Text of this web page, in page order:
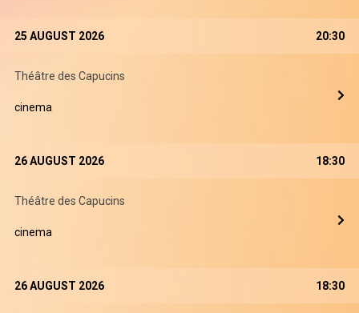
25 AUGUST 2026 20:30
Théâtre des Capucins
cinema
26 AUGUST 2026 18:30
Théâtre des Capucins
cinema
26 AUGUST 2026 18:30